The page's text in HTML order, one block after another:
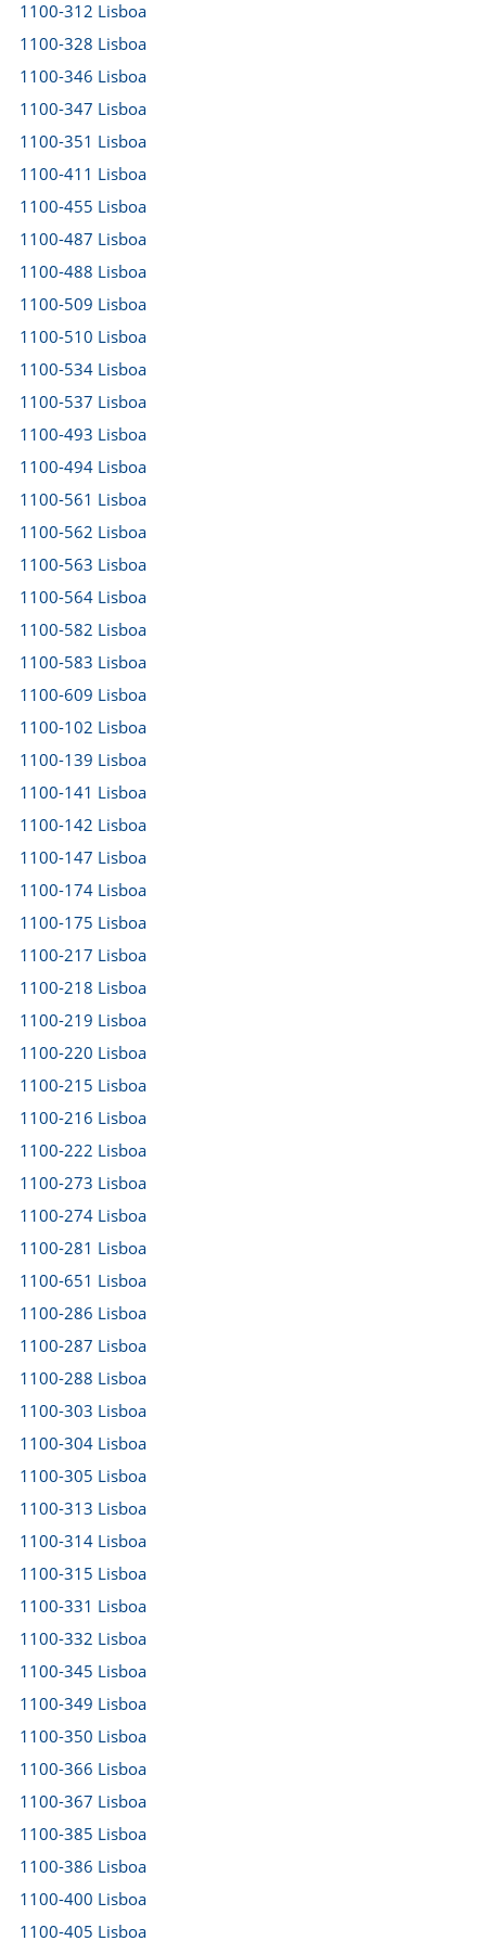
1100-312 Lisboa
1100-328 Lisboa
1100-346 Lisboa
1100-347 Lisboa
1100-351 Lisboa
1100-411 Lisboa
1100-455 Lisboa
1100-487 Lisboa
1100-488 Lisboa
1100-509 Lisboa
1100-510 Lisboa
1100-534 Lisboa
1100-537 Lisboa
1100-493 Lisboa
1100-494 Lisboa
1100-561 Lisboa
1100-562 Lisboa
1100-563 Lisboa
1100-564 Lisboa
1100-582 Lisboa
1100-583 Lisboa
1100-609 Lisboa
1100-102 Lisboa
1100-139 Lisboa
1100-141 Lisboa
1100-142 Lisboa
1100-147 Lisboa
1100-174 Lisboa
1100-175 Lisboa
1100-217 Lisboa
1100-218 Lisboa
1100-219 Lisboa
1100-220 Lisboa
1100-215 Lisboa
1100-216 Lisboa
1100-222 Lisboa
1100-273 Lisboa
1100-274 Lisboa
1100-281 Lisboa
1100-651 Lisboa
1100-286 Lisboa
1100-287 Lisboa
1100-288 Lisboa
1100-303 Lisboa
1100-304 Lisboa
1100-305 Lisboa
1100-313 Lisboa
1100-314 Lisboa
1100-315 Lisboa
1100-331 Lisboa
1100-332 Lisboa
1100-345 Lisboa
1100-349 Lisboa
1100-350 Lisboa
1100-366 Lisboa
1100-367 Lisboa
1100-385 Lisboa
1100-386 Lisboa
1100-400 Lisboa
1100-405 Lisboa